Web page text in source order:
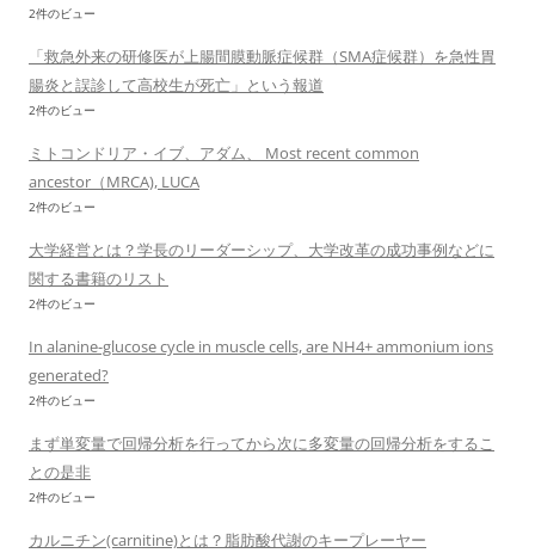
2件のビュー
「救急外来の研修医が上腸間膜動脈症候群（SMA症候群）を急性胃
腸炎と誤診して高校生が死亡」という報道
2件のビュー
ミトコンドリア・イブ、アダム、 Most recent common
ancestor（MRCA), LUCA
2件のビュー
大学経営とは？学長のリーダーシップ、大学改革の成功事例などに
関する書籍のリスト
2件のビュー
In alanine-glucose cycle in muscle cells, are NH4+ ammonium ions
generated?
2件のビュー
まず単変量で回帰分析を行ってから次に多変量の回帰分析をするこ
との是非
2件のビュー
カルニチン(carnitine)とは？脂肪酸代謝のキープレーヤー